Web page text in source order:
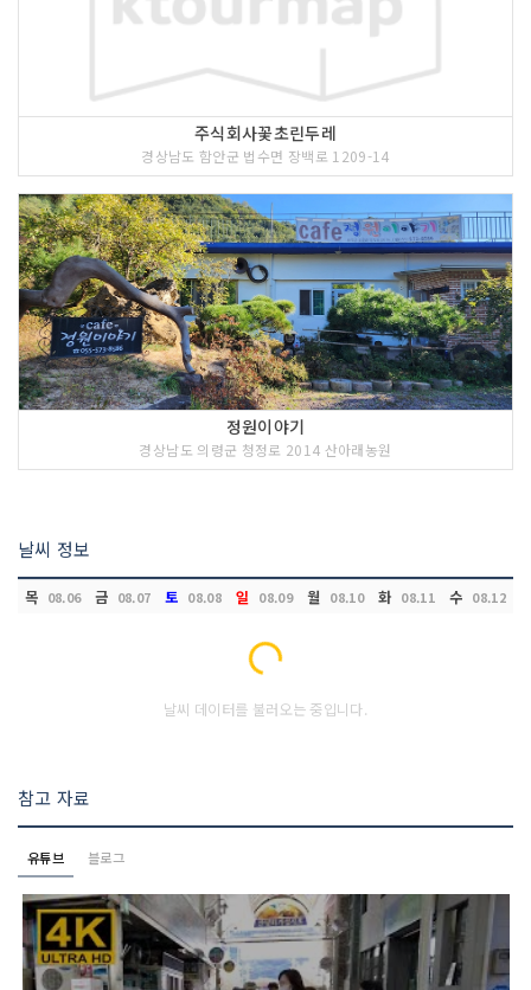
주식회사꽃초린두레
경상남도 함안군 법수면 장백로 1209-14
정원이야기
경상남도 의령군 청정로 2014 산아래농원
날씨 정보
목 08.06 금 08.07 토 08.08 일 08.09 월 08.10 화 08.11 수 08.12
Loading...
날씨 데이터를 불러오는 중입니다.
참고 자료
유튜브 블로그